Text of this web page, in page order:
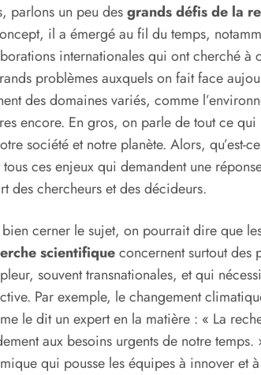
parlons un peu desgrands défis de la
il a émergé au fil du temps,
internationales qui ont cherché à
problèmes auxquels on fait face
des domaines variés, comme
encore. En gros, on parle de tout ce
société et notre planète. Alors, qu’est-
tous ces enjeux qui demandent une
des chercheurs et des décideurs.
bien cerner le sujet, on pourrait dire que
scientifiqueconcernent surtout des
souvent transnationales, et qui
Par exemple, le changement
le dit un expert en la matière : « La
aux besoins urgents de notre temps.
qui pousse les équipes à innover et